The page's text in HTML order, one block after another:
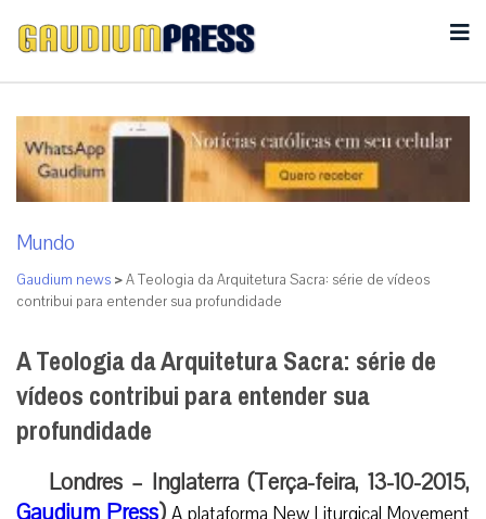
Mundo
Gaudium news >A Teologia da Arquitetura Sacra: série de vídeos
contribui para entender sua profundidade
A Teologia da Arquitetura Sacra: série de
vídeos contribui para entender sua
profundidade
Londres – Inglaterra (Terça-feira, 13-10-2015,
Gaudium Press) A plataforma New Liturgical Movement